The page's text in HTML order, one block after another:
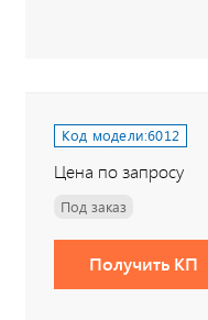
Код модели:6012
Цена по запросу
Под заказ
Получить КП